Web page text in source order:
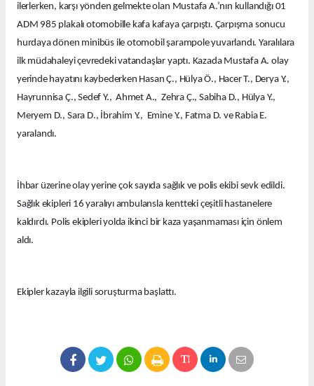
ilerlerken, karşı yönden gelmekte olan Mustafa A.’nın kullandığı 01
ADM 985 plakalı otomobille kafa kafaya çarpıştı. Çarpışma sonucu
hurdaya dönen minibüs ile otomobil şarampole yuvarlandı. Yaralılara
ilk müdahaleyi çevredeki vatandaşlar yaptı. Kazada Mustafa A. olay
yerinde hayatını kaybederken Hasan Ç., Hülya Ö., Hacer T., Derya Y.,
Hayrunnisa Ç., Sedef Y., Ahmet A., Zehra Ç., Sabiha D., Hülya Y.,
Meryem D., Sara D., İbrahim Y., Emine Y., Fatma D. ve Rabia E.
yaralandı.
İhbar üzerine olay yerine çok sayıda sağlık ve polis ekibi sevk edildi.
Sağlık ekipleri 16 yaralıyı ambulansla kentteki çeşitli hastanelere
kaldırdı. Polis ekipleri yolda ikinci bir kaza yaşanmaması için önlem
aldı.
Ekipler kazayla ilgili soruşturma başlattı.